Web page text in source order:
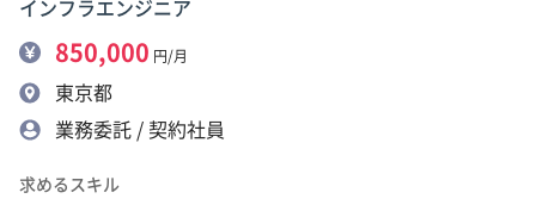
インフラエンジニア
850,000 円/月
東京都
業務委託 / 契約社員
求めるスキル